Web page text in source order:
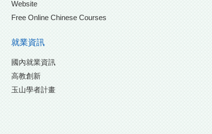
Website
Free Online Chinese Courses
就業資訊
國內就業資訊
高教創新
玉山學者計畫